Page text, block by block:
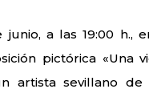
junio, a las 19:00 h.,
pictórica «Una
artista sevillano